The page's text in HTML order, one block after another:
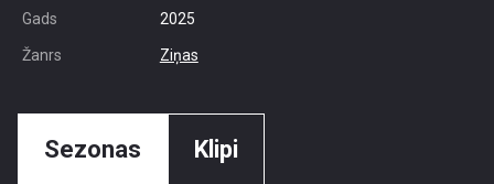
Gads 2025
Žanrs Ziņas
Sezonas Klipi